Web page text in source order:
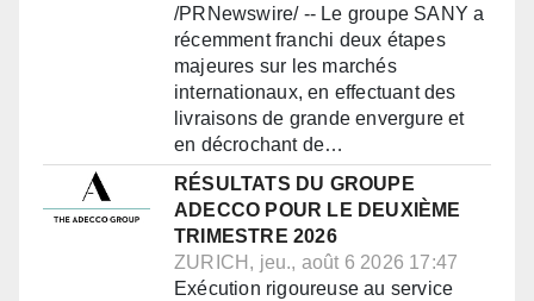
/PRNewswire/ -- Le groupe SANY a
récemment franchi deux étapes
majeures sur les marchés
internationaux, en effectuant des
livraisons de grande envergure et
en décrochant de…
RÉSULTATS DU GROUPE
ADECCO POUR LE DEUXIÈME
TRIMESTRE 2026
ZURICH, jeu., août 6 2026 17:47
Exécution rigoureuse au service